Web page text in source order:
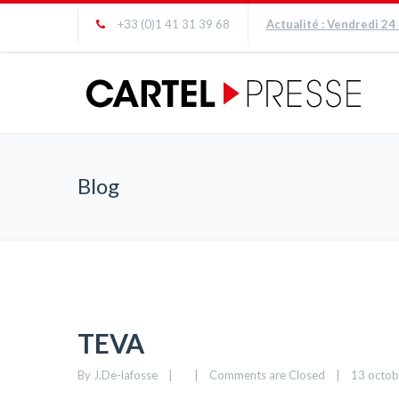
+33 (0)1 41 31 39 68 Actualité : Vendredi 24
Blog
TEVA
By J.De-lafosse Comments are Closed 13